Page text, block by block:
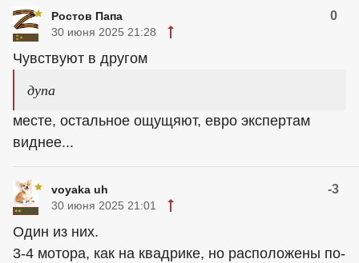
Ростов Папа 0
30 июня 2025 21:28
Чувствуют в другом
дупа
месте, остальное ощущяют, евро экспертам
виднее...
voyaka uh -3
30 июня 2025 21:01
Один из них.
3-4 мотора, как на квадрике, но расположены по-